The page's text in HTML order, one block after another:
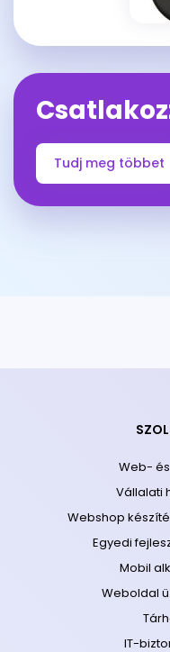
Tudj meg többet
Web-
Vállalati
Webshop
Egyedi
Mobil
Weboldal
IT-